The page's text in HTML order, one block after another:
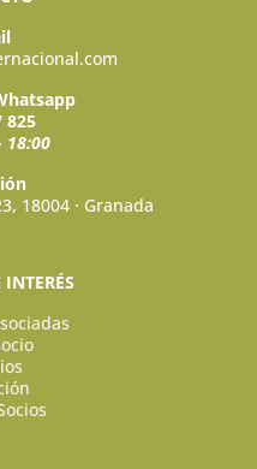
825
18:00
18004 · Granada
INTERÉS